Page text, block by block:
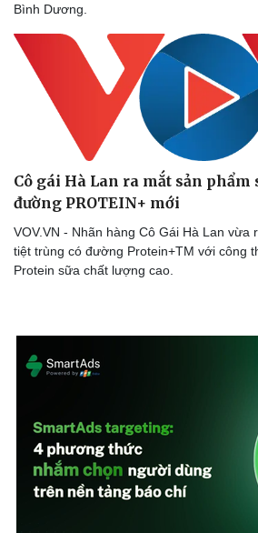
Bình Dương.
Cô gái Hà Lan ra mắt sản phẩm
đường PROTEIN+ mới
VOV.VN - Nhãn hàng Cô Gái Hà Lan vừa
tiệt trùng có đường Protein+TM với công
Protein sữa chất lượng cao.